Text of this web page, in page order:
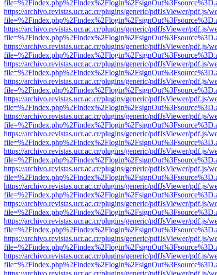
https://archivo.revistas.ucr.ac.cr/plugins/generic/pdfJsViewer/pdf.js/
https://archivo.revistas.ucr.ac.cr/plugins/generic/pdfJsViewer/pdf.js/
https://archivo.revistas.ucr.ac.cr/plugins/generic/pdfJsViewer/pdf.js/
https://archivo.revistas.ucr.ac.cr/plugins/generic/pdfJsViewer/pdf.js/
https://archivo.revistas.ucr.ac.cr/plugins/generic/pdfJsViewer/pdf.js/
https://archivo.revistas.ucr.ac.cr/plugins/generic/pdfJsViewer/pdf.js/
https://archivo.revistas.ucr.ac.cr/plugins/generic/pdfJsViewer/pdf.js/
https://archivo.revistas.ucr.ac.cr/plugins/generic/pdfJsViewer/pdf.js/
https://archivo.revistas.ucr.ac.cr/plugins/generic/pdfJsViewer/pdf.js/
https://archivo.revistas.ucr.ac.cr/plugins/generic/pdfJsViewer/pdf.js/
https://archivo.revistas.ucr.ac.cr/plugins/generic/pdfJsViewer/pdf.js/
https://archivo.revistas.ucr.ac.cr/plugins/generic/pdfJsViewer/pdf.js/
https://archivo.revistas.ucr.ac.cr/plugins/generic/pdfJsViewer/pdf.js/
https://archivo.revistas.ucr.ac.cr/plugins/generic/pdfJsViewer/pdf.js/
https://archivo.revistas.ucr.ac.cr/plugins/generic/pdfJsViewer/pdf.js/
https://archivo.revistas.ucr.ac.cr/plugins/generic/pdfJsViewer/pdf.js/